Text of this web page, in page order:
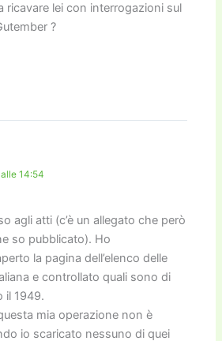
ricavare lei con interrogazioni sul
?
14:54
agli atti (c’è un allegato che però
so pubblicato). Ho
la pagina dell’elenco delle
e controllato quali sono di
il 1949.
mia operazione non è
io scaricato nessuno di quei